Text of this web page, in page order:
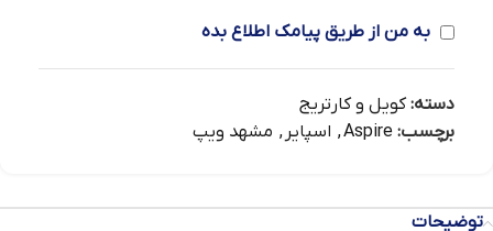
به من از طریق پیامک اطلاع بده
دسته: کویل و کارتریج
برچسب: Aspire
, اسپایر , مشهد ویپ
توضیحات